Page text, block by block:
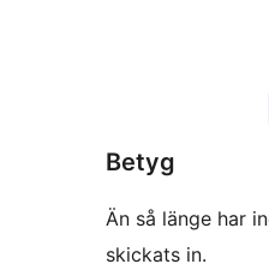
Betyg
Än så länge har
skickats in.